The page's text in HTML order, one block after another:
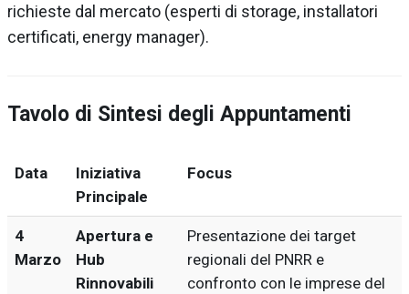
richieste dal mercato (esperti di storage, installatori
certificati, energy manager).
Tavolo di Sintesi degli Appuntamenti
Data
Iniziativa
Principale
Focus
4
Marzo
Apertura e
Hub
Rinnovabili
Presentazione dei target
regionali del PNRR e
confronto con le imprese del